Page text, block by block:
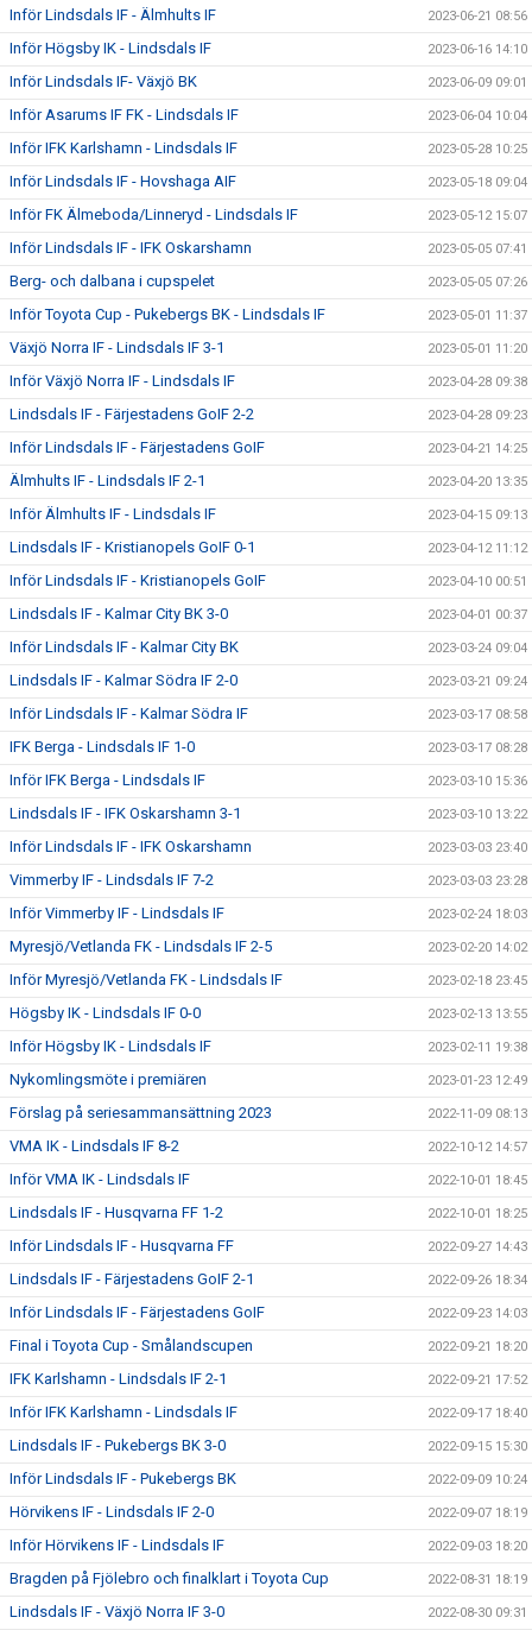
Inför Lindsdals IF - Älmhults IF 2023-06-21 08:56
Inför Högsby IK - Lindsdals IF 2023-06-16 14:10
Inför Lindsdals IF- Växjö BK 2023-06-09 09:01
Inför Asarums IF FK - Lindsdals IF 2023-06-04 10:04
Inför IFK Karlshamn - Lindsdals IF 2023-05-28 10:25
Inför Lindsdals IF - Hovshaga AIF 2023-05-18 09:04
Inför FK Älmeboda/Linneryd - Lindsdals IF 2023-05-12 15:07
Inför Lindsdals IF - IFK Oskarshamn 2023-05-05 07:41
Berg- och dalbana i cupspelet 2023-05-05 07:26
Inför Toyota Cup - Pukebergs BK - Lindsdals IF 2023-05-01 11:37
Växjö Norra IF - Lindsdals IF 3-1 2023-05-01 11:20
Inför Växjö Norra IF - Lindsdals IF 2023-04-28 09:38
Lindsdals IF - Färjestadens GoIF 2-2 2023-04-28 09:23
Inför Lindsdals IF - Färjestadens GoIF 2023-04-21 14:25
Älmhults IF - Lindsdals IF 2-1 2023-04-20 13:35
Inför Älmhults IF - Lindsdals IF 2023-04-15 09:13
Lindsdals IF - Kristianopels GoIF 0-1 2023-04-12 11:12
Inför Lindsdals IF - Kristianopels GoIF 2023-04-10 00:51
Lindsdals IF - Kalmar City BK 3-0 2023-04-01 00:37
Inför Lindsdals IF - Kalmar City BK 2023-03-24 09:04
Lindsdals IF - Kalmar Södra IF 2-0 2023-03-21 09:24
Inför Lindsdals IF - Kalmar Södra IF 2023-03-17 08:58
IFK Berga - Lindsdals IF 1-0 2023-03-17 08:28
Inför IFK Berga - Lindsdals IF 2023-03-10 15:36
Lindsdals IF - IFK Oskarshamn 3-1 2023-03-10 13:22
Inför Lindsdals IF - IFK Oskarshamn 2023-03-03 23:40
Vimmerby IF - Lindsdals IF 7-2 2023-03-03 23:28
Inför Vimmerby IF - Lindsdals IF 2023-02-24 18:03
Myresjö/Vetlanda FK - Lindsdals IF 2-5 2023-02-20 14:02
Inför Myresjö/Vetlanda FK - Lindsdals IF 2023-02-18 23:45
Högsby IK - Lindsdals IF 0-0 2023-02-13 13:55
Inför Högsby IK - Lindsdals IF 2023-02-11 19:38
Nykomlingsmöte i premiären 2023-01-23 12:49
Förslag på seriesammansättning 2023 2022-11-09 08:13
VMA IK - Lindsdals IF 8-2 2022-10-12 14:57
Inför VMA IK - Lindsdals IF 2022-10-01 18:45
Lindsdals IF - Husqvarna FF 1-2 2022-10-01 18:25
Inför Lindsdals IF - Husqvarna FF 2022-09-27 14:43
Lindsdals IF - Färjestadens GoIF 2-1 2022-09-26 18:34
Inför Lindsdals IF - Färjestadens GoIF 2022-09-23 14:03
Final i Toyota Cup - Smålandscupen 2022-09-21 18:20
IFK Karlshamn - Lindsdals IF 2-1 2022-09-21 17:52
Inför IFK Karlshamn - Lindsdals IF 2022-09-17 18:40
Lindsdals IF - Pukebergs BK 3-0 2022-09-15 15:30
Inför Lindsdals IF - Pukebergs BK 2022-09-09 10:24
Hörvikens IF - Lindsdals IF 2-0 2022-09-07 18:19
Inför Hörvikens IF - Lindsdals IF 2022-09-03 18:20
Bragden på Fjölebro och finalklart i Toyota Cup 2022-08-31 18:19
Lindsdals IF - Växjö Norra IF 3-0 2022-08-30 09:31